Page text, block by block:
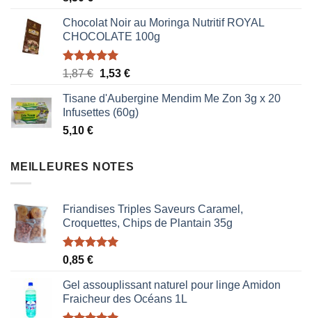
Chocolat Noir au Moringa Nutritif ROYAL
CHOCOLATE 100g
Note5.00
1,87€ Le
initial
était :
1,53 €Le
actuel
est :
Tisane d'Aubergine Mendim Me Zon 3g x 20
Infusettes (60g)
5,10 €
MEILLEURES NOTES
Friandises Triples Saveurs Caramel,
Croquettes, Chips de Plantain 35g
Note5.00
0,85 €
Gel assouplissant naturel pour linge Amidon
Fraicheur des Océans 1L